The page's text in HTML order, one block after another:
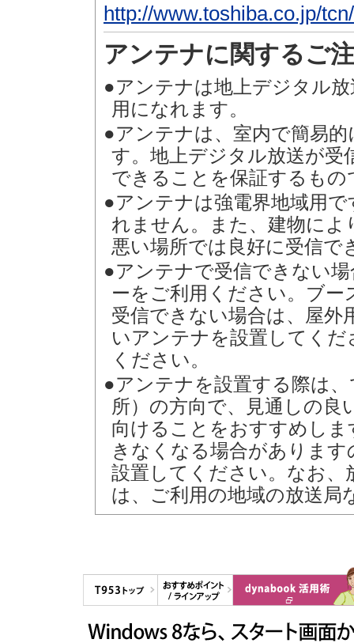
http://www.toshiba.co.jp/
アンテナに関するご
●アンテナは地上デジタル
用になれます。
●アンテナは、室内で簡易
す。地上デジタル放送が
できることを保証するも
●アンテナは強電界地域用
れません。また、建物に
悪い場所では良好に受信で
●アンテナで受信できない
ーをご利用ください。ブ
受信できない場合は、屋外
いアンテナを設置してく
ください。
●アンテナを設置する際は
所）の方向で、見通しの良
向けることをおすすめし
きなくなる場合がありま
設置してください。なお、
は、ご利用の地域の放送